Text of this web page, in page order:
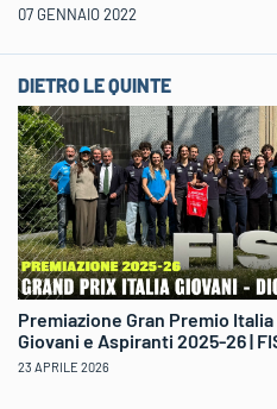
07 GENNAIO 2022
DIETRO LE QUINTE
Premiazione Gran Premio
Giovani e Aspiranti 2025-26 |
23 APRILE 2026